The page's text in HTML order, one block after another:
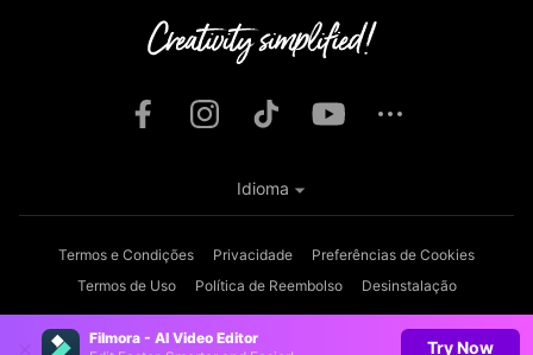
Filmora - AI Video Editor
Try Now
Termos e Condições Privacidade
Preferências de Cookies
Termos de Uso
Política de Reembolso
Desinstalação
Idioma